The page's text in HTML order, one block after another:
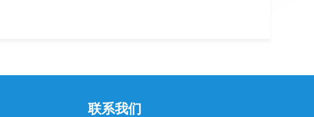
联系我们